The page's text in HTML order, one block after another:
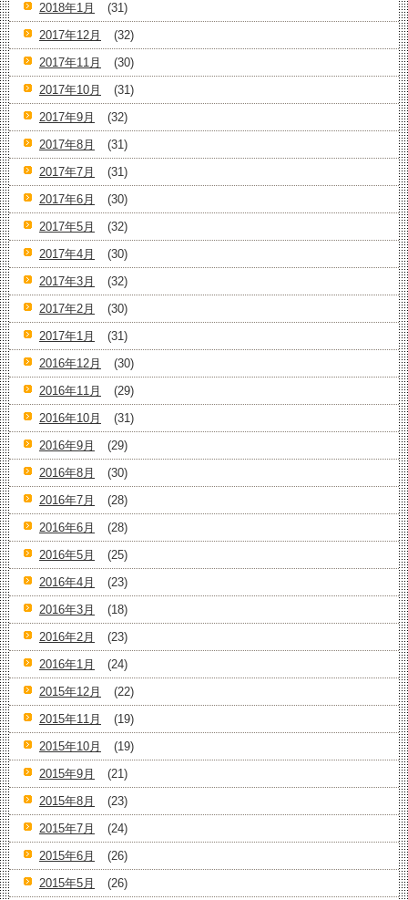
2018年1月
(31)
2017年12月
(32)
2017年11月
(30)
2017年10月
(31)
2017年9月
(32)
2017年8月
(31)
2017年7月
(31)
2017年6月
(30)
2017年5月
(32)
2017年4月
(30)
2017年3月
(32)
2017年2月
(30)
2017年1月
(31)
2016年12月
(30)
2016年11月
(29)
2016年10月
(31)
2016年9月
(29)
2016年8月
(30)
2016年7月
(28)
2016年6月
(28)
2016年5月
(25)
2016年4月
(23)
2016年3月
(18)
2016年2月
(23)
2016年1月
(24)
2015年12月
(22)
2015年11月
(19)
2015年10月
(19)
2015年9月
(21)
2015年8月
(23)
2015年7月
(24)
2015年6月
(26)
2015年5月
(26)